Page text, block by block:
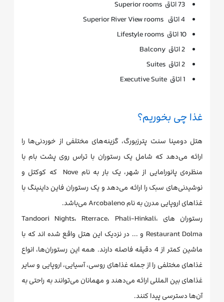
10 اتاق Lifestyle rooms
غذا چی بخوریم؟
هتل دومینا سنت پترزبورگ، گزینه‌های مختلفی از خوردنی‌ها را
ارائه می‌دهد که شامل یک رستوران با تراس روی پشت بام با
منظره‌ی پانورامایی از شهر، یک بار به نام Nove که کوکتل و
نوشیدنی‌های سبک را ارائه می‌دهد و یک رستوران فاین داینینگ با
غذاهای اروپایی مدرن به نام Arcobaleno می‌باشد.
رستوران های Tandoori Nights، Rterrace، Phali-Hinkali،
Restaurant Dolma و ... در نزدیک این هتل واقع شده اند که با
ماشین کمتر از 4 دقیقه فاصله دارند. همه این رستوران‌ها، انواع
غذاهای مختلفی را از جمله غذاهای روسی، آسیایی، اروپایی و سایر
غذاهای بین المللی ارائه می‌دهند و مهمانان می‌توانند به راحتی به
آن‌ها دسترسی پیدا کنند.